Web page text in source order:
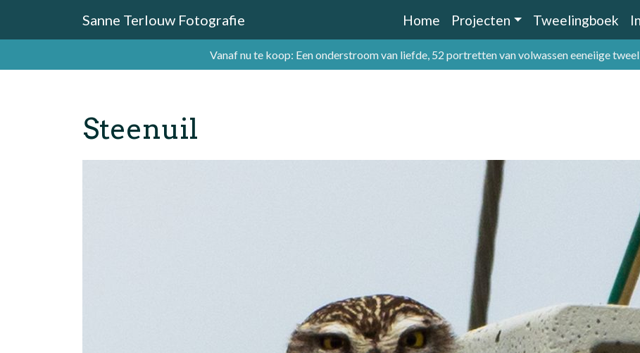
Sanne Terlouw Fotografie Home Projecten Tweelingboek
Vanaf nu te koop: Een onderstroom van liefde, 52 portretten van volwassen eeneiige
Steenuil